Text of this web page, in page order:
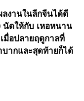
งานในลีกจีนได้ดี
นัดให้กับ เหอหนาน
มื่อปลายฤดูกาลที่
ากและสุดท้ายก็ได้